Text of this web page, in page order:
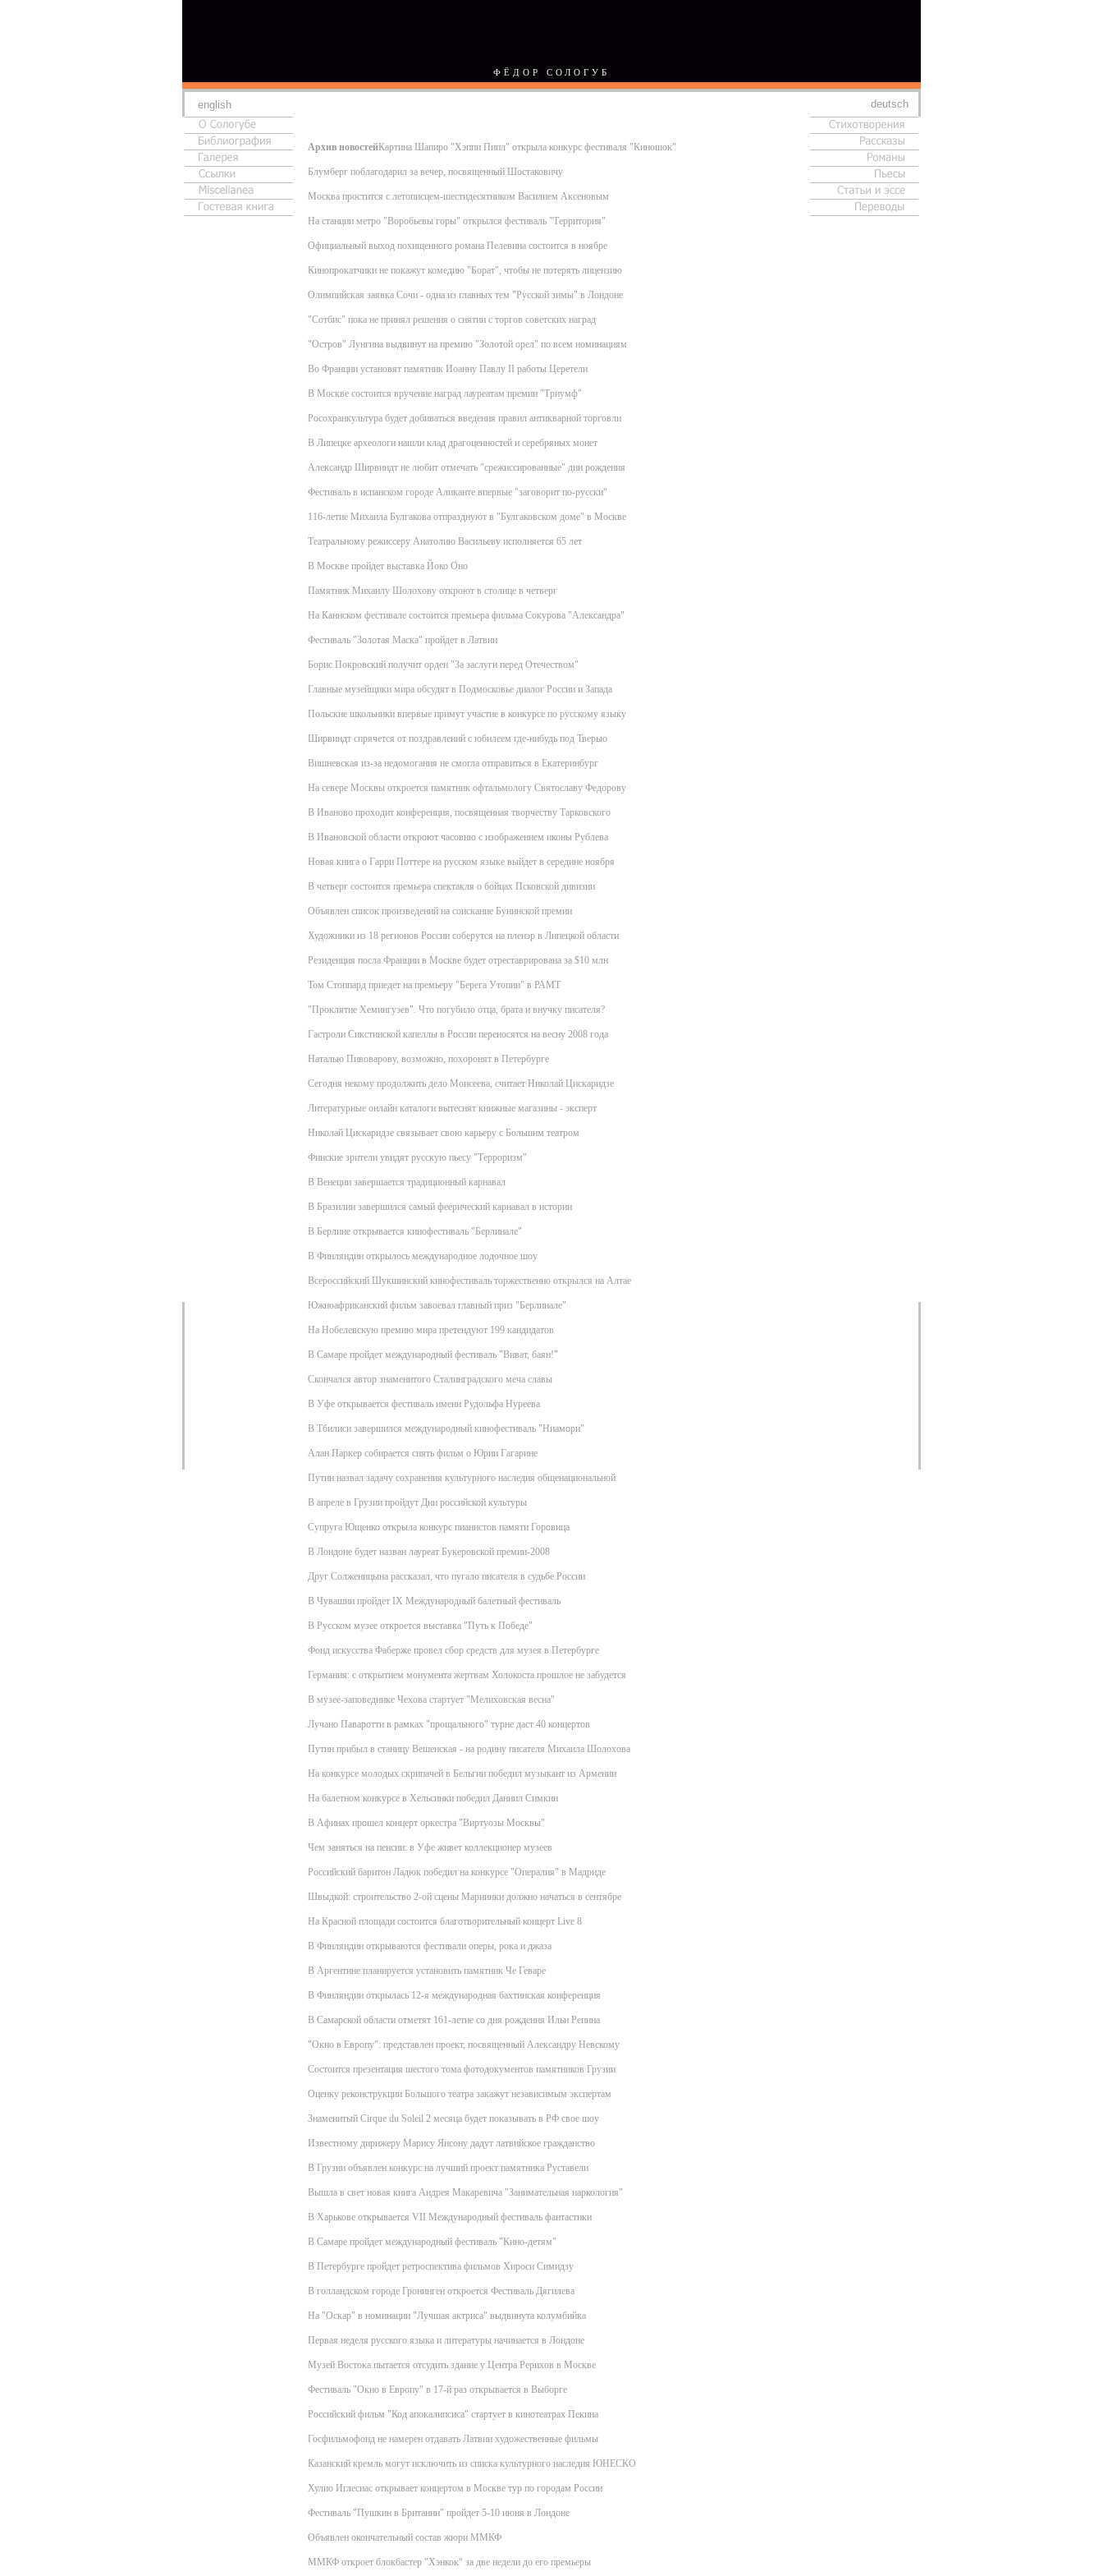
ФЁДОР СОЛОГУБ
english deutsch
Архив новостейКартина Шапиро "Хэппи Пипл" открыла конкурс фестиваля "Киношок"
Блумберг поблагодарил за вечер, посвященный Шостаковичу
Москва простится с летописцем-шестидесятником Василием Аксеновым
На станции метро "Воробьевы горы" открылся фестиваль "Территория"
Официальный выход похищенного романа Пелевина состоится в ноябре
Кинопрокатчики не покажут комедию "Борат", чтобы не потерять лицензию
Олимпийская заявка Сочи - одна из главных тем "Русской зимы" в Лондоне
"Сотбис" пока не принял решения о снятии с торгов советских наград
"Остров" Лунгина выдвинут на премию "Золотой орел" по всем номинациям
Во Франции установят памятник Иоанну Павлу II работы Церетели
В Москве состоится вручение наград лауреатам премии "Триумф"
Росохранкультура будет добиваться введения правил антикварной торговли
В Липецке археологи нашли клад драгоценностей и серебряных монет
Александр Ширвиндт не любит отмечать "срежиссированные" дни рождения
Фестиваль в испанском городе Аликанте впервые "заговорит по-русски"
116-летие Михаила Булгакова отпразднуют в "Булгаковском доме" в Москве
Театральному режиссеру Анатолию Васильеву исполняется 65 лет
В Москве пройдет выставка Йоко Оно
Памятник Михаилу Шолохову откроют в столице в четверг
На Каннском фестивале состоится премьера фильма Сокурова "Александра"
Фестиваль "Золотая Маска" пройдет в Латвии
Борис Покровский получит орден "За заслуги перед Отечеством"
Главные музейщики мира обсудят в Подмосковье диалог России и Запада
Польские школьники впервые примут участие в конкурсе по русскому языку
Ширвиндт спрячется от поздравлений с юбилеем где-нибудь под Тверью
Вишневская из-за недомогания не смогла отправиться в Екатеринбург
На севере Москвы откроется памятник офтальмологу Святославу Федорову
В Иваново проходит конференция, посвященная творчеству Тарковского
В Ивановской области откроют часовню с изображением иконы Рублева
Новая книга о Гарри Поттере на русском языке выйдет в середине ноября
В четверг состоится премьера спектакля о бойцах Псковской дивизии
Объявлен список произведений на соискание Бунинской премии
Художники из 18 регионов России соберутся на пленэр в Липецкой области
Резиденция посла Франции в Москве будет отреставрирована за $10 млн
Том Стоппард приедет на премьеру "Берега Утопии" в РАМТ
"Проклятие Хемингуэев". Что погубило отца, брата и внучку писателя?
Гастроли Сикстинской капеллы в России переносятся на весну 2008 года
Наталью Пивоварову, возможно, похоронят в Петербурге
Сегодня некому продолжить дело Моисеева, считает Николай Цискаридзе
Литературные онлайн каталоги вытеснят книжные магазины - эксперт
Николай Цискаридзе связывает свою карьеру с Большим театром
Финские зрители увидят русскую пьесу "Терроризм"
В Венеции завершается традиционный карнавал
В Бразилии завершился самый феерический карнавал в истории
В Берлине открывается кинофестиваль "Берлинале"
В Финляндии открылось международное лодочное шоу
Всероссийский Шукшинский кинофестиваль торжественно открылся на Алтае
Южноафриканский фильм завоевал главный приз "Берлинале"
На Нобелевскую премию мира претендуют 199 кандидатов
В Самаре пройдет международный фестиваль "Виват, баян!"
Скончался автор знаменитого Сталинградского меча славы
В Уфе открывается фестиваль имени Рудольфа Нуреева
В Тбилиси завершился международный кинофестиваль "Ниамори"
Алан Паркер собирается снять фильм о Юрии Гагарине
Путин назвал задачу сохранения культурного наследия общенациональной
В апреле в Грузии пройдут Дни российской культуры
Супруга Ющенко открыла конкурс пианистов памяти Горовица
В Лондоне будет назван лауреат Букеровской премии-2008
Друг Солженицына рассказал, что пугало писателя в судьбе России
В Чувашии пройдет IX Международный балетный фестиваль
В Русском музее откроется выставка "Путь к Победе"
Фонд искусства Фаберже провел сбор средств для музея в Петербурге
Германия: с открытием монумента жертвам Холокоста прошлое не забудется
В музее-заповеднике Чехова стартует "Мелиховская весна"
Лучано Паваротти в рамках "прощального" турне даст 40 концертов
Путин прибыл в станицу Вешенская - на родину писателя Михаила Шолохова
На конкурсе молодых скрипачей в Бельгии победил музыкант из Армении
На балетном конкурсе в Хельсинки победил Даниил Симкин
В Афинах прошел концерт оркестра "Виртуозы Москвы"
Чем заняться на пенсии: в Уфе живет коллекционер музеев
Российский баритон Ладюк победил на конкурсе "Опералия" в Мадриде
Швыдкой: строительство 2-ой сцены Мариинки должно начаться в сентябре
На Красной площади состоится благотворительный концерт Live 8
В Финляндии открываются фестивали оперы, рока и джаза
В Аргентине планируется установить памятник Че Геваре
В Финляндии открылась 12-я международная бахтинская конференция
В Самарской области отметят 161-летие со дня рождения Ильи Репина
"Окно в Европу": представлен проект, посвященный Александру Невскому
Состоится презентация шестого тома фотодокументов памятников Грузии
Оценку реконструкции Большого театра закажут независимым экспертам
Знаменитый Cirque du Soleil 2 месяца будет показывать в РФ свое шоу
Известному дирижеру Марису Янсону дадут латвийское гражданство
В Грузии объявлен конкурс на лучший проект памятника Руставели
Вышла в свет новая книга Андрея Макаревича "Занимательная наркология"
В Харькове открывается VII Международный фестиваль фантастики
В Самаре пройдет международный фестиваль "Кино-детям"
В Петербурге пройдет ретроспектива фильмов Хироси Симидзу
В голландском городе Гронинген откроется Фестиваль Дягилева
На "Оскар" в номинации "Лучшая актриса" выдвинута колумбийка
Первая неделя русского языка и литературы начинается в Лондоне
Музей Востока пытается отсудить здание у Центра Рерихов в Москве
Фестиваль "Окно в Европу" в 17-й раз открывается в Выборге
Российский фильм "Код апокалипсиса" стартует в кинотеатрах Пекина
Госфильмофонд не намерен отдавать Латвии художественные фильмы
Казанский кремль могут исключить из списка культурного наследия ЮНЕСКО
Хулио Иглесиас открывает концертом в Москве тур по городам России
Фестиваль "Пушкин в Британии" пройдет 5-10 июня в Лондоне
Объявлен окончательный состав жюри ММКФ
ММКФ откроет блокбастер "Хэнкок" за две недели до его премьеры